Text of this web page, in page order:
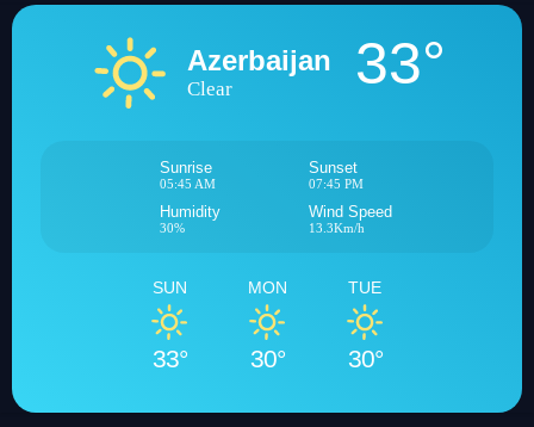
Azerbaijan
Clear 33°
Sunrise
05:45 AM
Sunset
07:45 PM
Humidity
30%
Wind Speed
13.3Km/h
SUN
33°
MON
30°
TUE
30°